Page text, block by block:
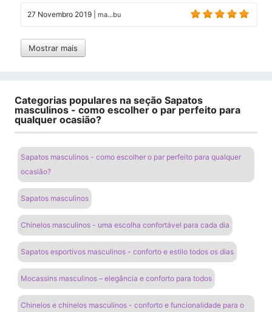
27 Novembro 2019 ma...bu
Mostrar mais
Categorias populares na seção Sapatos
masculinos - como escolher o par perfeito para
qualquer ocasião?
Sapatos masculinos - como escolher o par perfeito para qualquer
ocasião?
Sapatos masculinos
Chinelos masculinos - uma escolha confortável para cada dia
Sapatos esportivos masculinos - conforto e estilo todos os dias
Mocassins masculinos – elegância e conforto para todos
Chinelos e chinelos masculinos - conforto e funcionalidade para o